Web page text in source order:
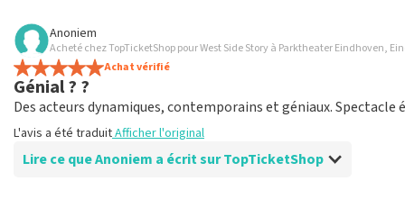
Avis de Anoniem sur
bien agencé
une autre expérience formidable via Top TicketShop. tout est
L'avis a été traduit
Anoniem
Acheté chez TopTicketShop pour West Side Story à Parktheater Eindhoven,
Achat vérifié
Génial ? ?
Des acteurs dynamiques, contemporains et géniaux. Spectacle
L'avis a été traduitAfficher l'original
Lire ce que Anoniem a écrit sur TopTicketShop